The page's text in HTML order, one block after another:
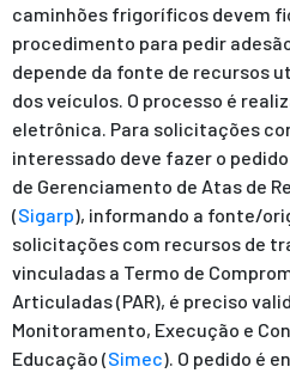
caminhões frigoríficos devem
procedimento para pedir
depende da fonte de recursos
dos veículos. O processo é
eletrônica. Para solicitações
interessado deve fazer o
de Gerenciamento de Atas de
(Sigarp), informando a fonte/
solicitações com recursos de
vinculadas a Termo de
Articuladas (PAR), é preciso
Monitoramento, Execução e
Educação (Simec). O pedido é